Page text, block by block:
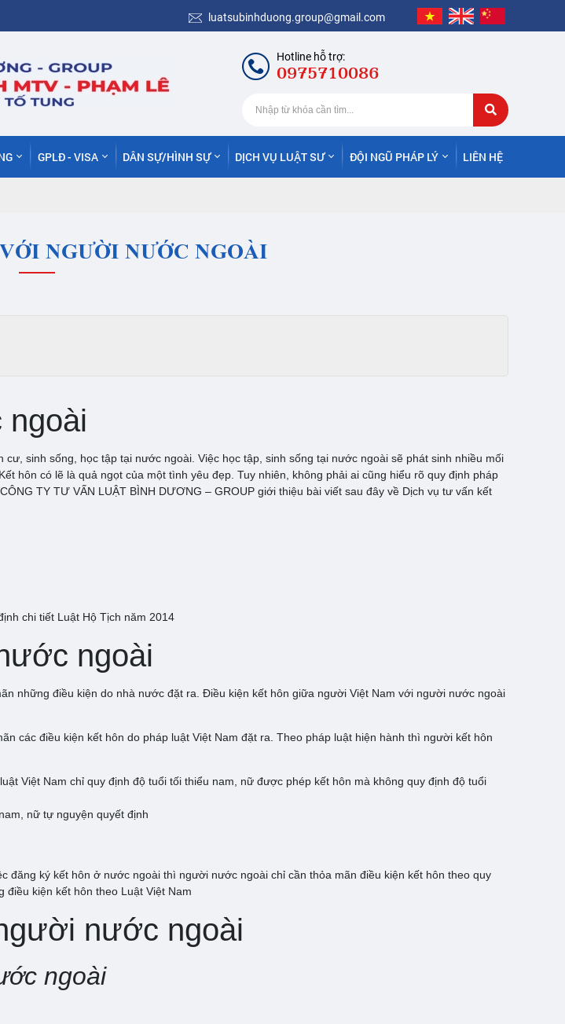
luatsubinhduong.group@gmail.com
Hotline hỗ trợ:
0975710086
GPLĐ - VISA DÂN SỰ/HÌNH SỰ DỊCH VỤ LUẬT SƯ ĐỘI NGŨ PHÁP LÝ LIÊN HỆ
NGƯỜI NƯỚC NGOÀI
sinh sống, học tập tại nước ngoài. Việc học tập, sinh sống tại nước ngoài sẽ phát sinh nhiều mối
hôn có lẽ là quả ngọt của một tình yêu đẹp. Tuy nhiên, không phải ai cũng hiểu rõ quy định pháp
TY TƯ VẤN LUẬT BÌNH DƯƠNG – GROUP giới thiệu bài viết sau đây về Dịch vụ tư vấn kết
chi tiết Luật Hộ Tịch năm 2014
ngoài
những điều kiện do nhà nước đặt ra. Điều kiện kết hôn giữa người Việt Nam với người nước ngoài
các điều kiện kết hôn do pháp luật Việt Nam đặt ra. Theo pháp luật hiện hành thì người kết hôn
Việt Nam chỉ quy định độ tuổi tối thiểu nam, nữ được phép kết hôn mà không quy định độ tuổi
nữ tự nguyện quyết định
đăng ký kết hôn ở nước ngoài thì người nước ngoài chỉ cần thỏa mãn điều kiện kết hôn theo quy
kiện kết hôn theo Luật Việt Nam
nước ngoài
ngoài